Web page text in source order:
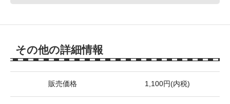
その他の詳細情報
販売価格 1,100円(内税)